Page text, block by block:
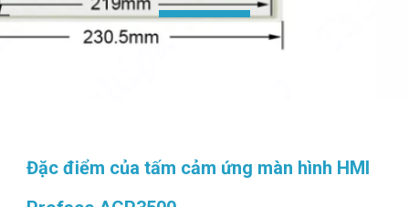
Đặc điểm của tấm cảm ứng màn hình HMI